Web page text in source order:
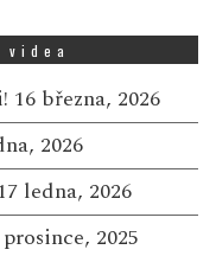
videa
16 března, 2026
2026
ledna, 2026
2025